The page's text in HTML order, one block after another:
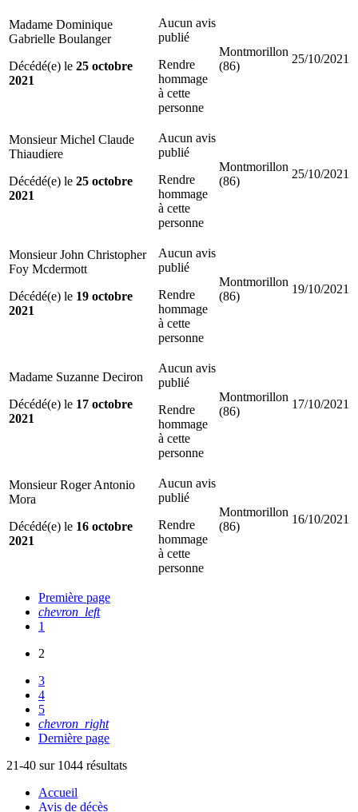
Madame Dominique
Gabrielle Boulanger
Décédé(e) le 25 octobre
2021
Aucun avis
publié
Rendre
hommage
à cette
personne
Montmorillon
(86)
25/10/2021
Monsieur Michel Claude
Thiaudiere
Décédé(e) le 25 octobre
2021
Aucun avis
publié
Rendre
hommage
à cette
personne
Montmorillon
(86)
25/10/2021
Monsieur John Christopher
Foy Mcdermott
Décédé(e) le 19 octobre
2021
Aucun avis
publié
Rendre
hommage
à cette
personne
Montmorillon
(86)
19/10/2021
Madame Suzanne Deciron
Décédé(e) le 17 octobre
2021
Aucun avis
publié
Rendre
hommage
à cette
personne
Montmorillon
(86)
17/10/2021
Monsieur Roger Antonio
Mora
Décédé(e) le 16 octobre
2021
Aucun avis
publié
Rendre
hommage
à cette
personne
Montmorillon
(86)
16/10/2021
Première page
chevron_left
1
2
3
4
5
chevron_right
Dernière page
21-40 sur 1044 résultats
Accueil
Avis de décès